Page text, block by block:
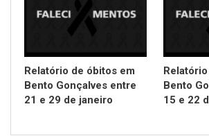
Relatório de óbitos em
Bento Gonçalves entre
21 e 29 de janeiro
Bento
15 e 22